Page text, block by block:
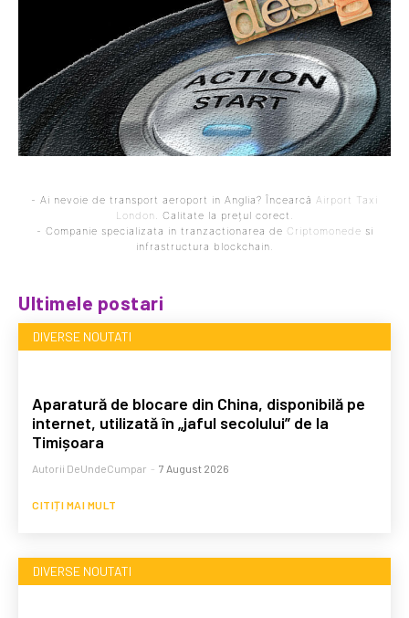
- Ai nevoie de transport aeroport in Anglia? Încearcă Airport Taxi
London
. Calitate la prețul corect.
- Companie specializata in tranzactionarea de Criptomonede si
infrastructura blockchain.
Ultimele postari
DIVERSE NOUTATI
Aparatură de blocare din China, disponibilă pe
internet, utilizată în „jaful secolului” de la
Timișoara
Autorii DeUndeCumpar - 7 August 2026
CITIȚI MAI MULT
DIVERSE NOUTATI